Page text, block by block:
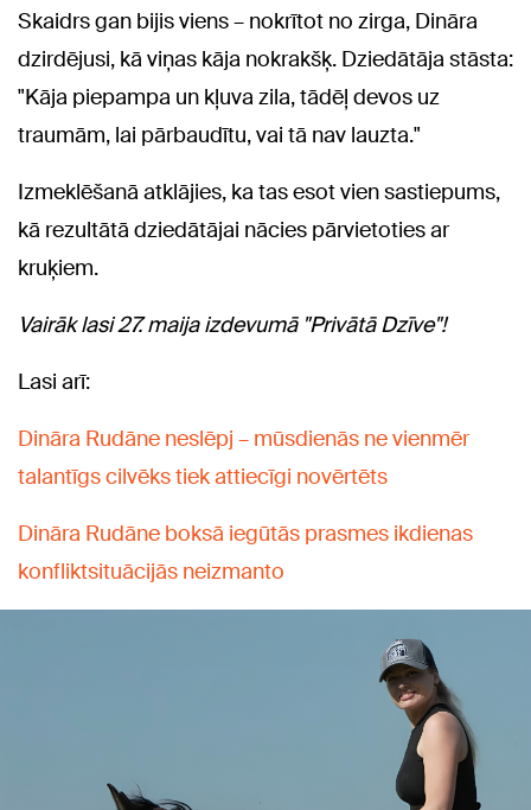
Skaidrs gan bijis viens – nokrītot no zirga, Dināra
dzirdējusi, kā viņas kāja nokrakšķ. Dziedātāja stāsta:
"Kāja piepampa un kļuva zila, tādēļ devos uz
traumām, lai pārbaudītu, vai tā nav lauzta."
Izmeklēšanā atklājies, ka tas esot vien sastiepums,
kā rezultātā dziedātājai nācies pārvietoties ar
kruķiem.
Vairāk lasi 27. maija izdevumā "Privātā Dzīve"!
Lasi arī:
Dināra Rudāne neslēpj – mūsdienās ne vienmēr
talantīgs cilvēks tiek attiecīgi novērtēts
Dināra Rudāne boksā iegūtās prasmes ikdienas
konfliktsituācijās neizmanto